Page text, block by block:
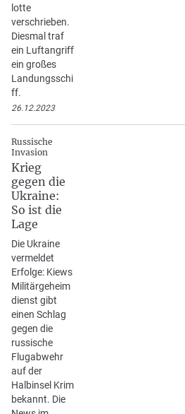
lotte
verschrieben.
Diesmal traf
ein Luftangriff
ein großes
Landungsschi
ff.
26.12.2023
Russische
Invasion
Krieg
gegen die
Ukraine:
So ist die
Lage
Die Ukraine
vermeldet
Erfolge: Kiews
Militärgeheim
dienst gibt
einen Schlag
gegen die
russische
Flugabwehr
auf der
Halbinsel Krim
bekannt. Die